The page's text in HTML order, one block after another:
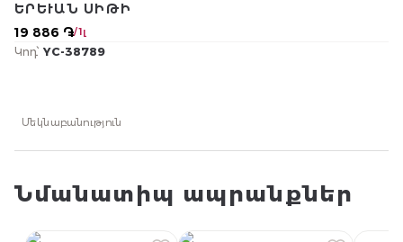
19 886 ֏/ 1լ
ԵՐԵՒԱՆ ՍԻԹԻ
Կոդ՝ YC-38789
Մեկնաբանություն
Նմանատիպ ապրանքներ